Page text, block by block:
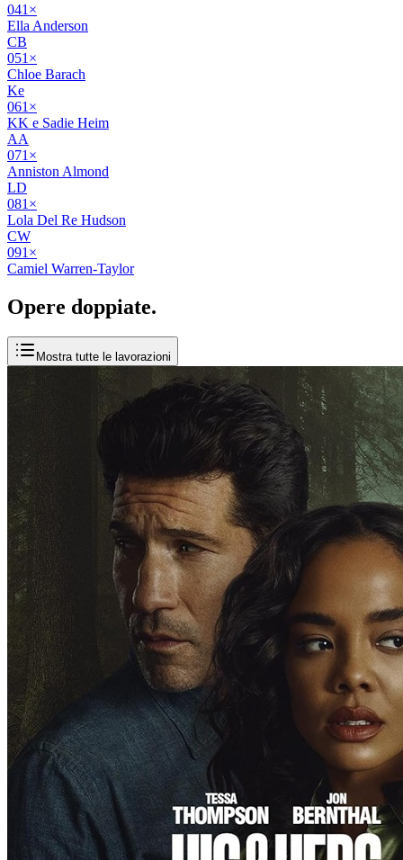
041 ×
Ella Anderson
CB
051 ×
Chloe Barach
Ke
061 ×
KK e Sadie Heim
AA
071 ×
Anniston Almond
LD
081 ×
Lola Del Re Hudson
CW
091 ×
Camiel Warren-Taylor
Opere doppiate.
Mostra tutte le lavorazioni